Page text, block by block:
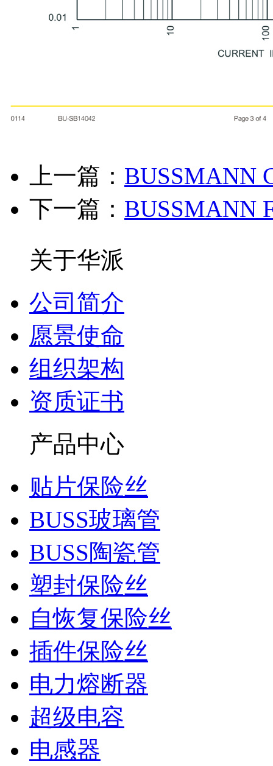
上一篇： BUSSMANN
下一篇： BUSSMANN
关于华派
公司简介
愿景使命
组织架构
资质证书
产品中心
贴片保险丝
BUSS玻璃管
BUSS陶瓷管
塑封保险丝
自恢复保险丝
插件保险丝
电力熔断器
超级电容
电感器